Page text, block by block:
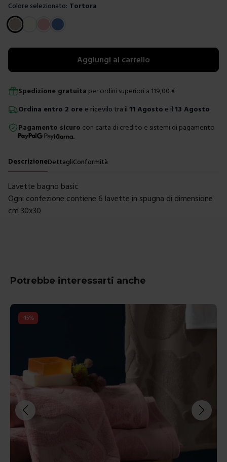
Colore selezionato: Tortora
Scegli un colore
Aggiungi al carrello
Spedizione gratuita per ordini superiori a 119,00 €
Ordina entro 2 ore e ricevilo tra il 11 Agosto e il 13 Agosto
Pagamento sicuro con carta di credito e sistemi di pagamento
DescrizioneDettagliConformità
Lavette bagno basic
Ogni confezione contiene 6 lavette in spugna di dimensione
cm 30x30
Potrebbe interessarti anche
-15%